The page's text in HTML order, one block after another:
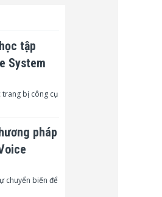
1.5A/7.5W
tập
System
trang bị công cụ
pháp
chuyển biến để